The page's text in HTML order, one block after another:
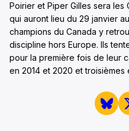
Poirier et Piper Gilles sera les
qui auront lieu du 29 janvier
champions du Canada y
discipline hors Europe. Ils
pour la première fois de leur
en 2014 et 2020 et troisièmes